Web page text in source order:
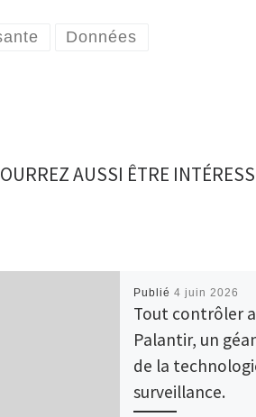
Données
AUSSI ÊTRE
Publié 4 juin 2026
Tout contrôler
Palantir, un
de la
surveillance.